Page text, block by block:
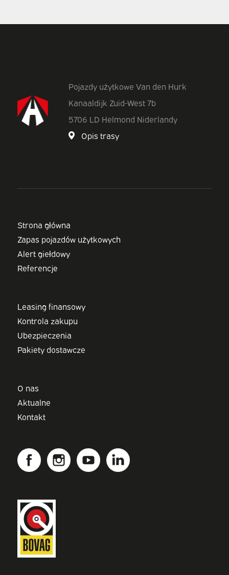
Pojazdy użytkowe Van den Hurk
Kanaaldijk Zuid-West 7b
5706 LD Helmond Niderlandy
Opis trasy
Strona główna
Zapas pojazdów użytkowych
Alert giełdowy
Referencje
Leasing finansowy
Kontrola zakupu
Ubezpieczenia
Pakiety dostawcze
O nas
Aktualne
Kontakt